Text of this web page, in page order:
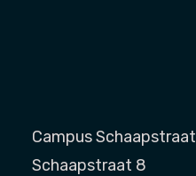
Campus Schaapstraat
Schaapstraat 8